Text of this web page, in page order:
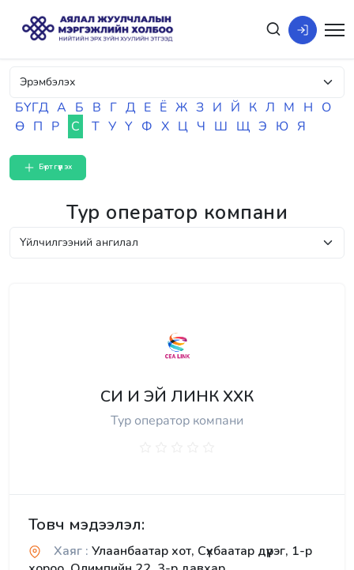
БҮГД А Б В Г Д Е Ё Ж З И Й К Л М Н О
Ө П Р С Т У Ү Ф Х Ц Ч Ш Щ Э Ю Я
Бүртгүүлэх
Тур оператор компани
СИ И ЭЙ ЛИНК ХХК
Тур оператор компани
Товч мэдээлэл:
Хаяг : Улаанбаатар хот, Сүхбаатар дүүрэг, 1-р